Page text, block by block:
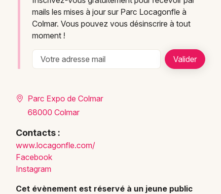
mails les mises à jour sur Parc Locagonfle à
Colmar. Vous pouvez vous désinscrire à tout
moment !
Parc Expo de Colmar
68000 Colmar
Contacts :
www.locagonfle.com/
Facebook
Instagram
Cet évènement est réservé à un jeune public